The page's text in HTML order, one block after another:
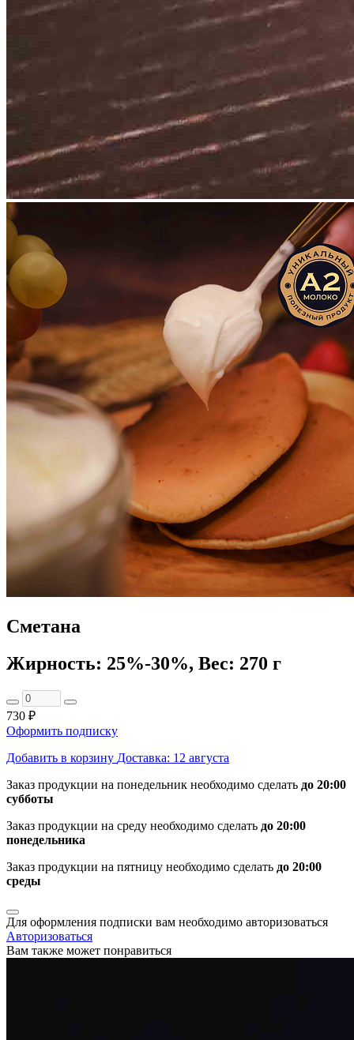
Сметана
Жирность: 25%-30%, Вес: 270 г
730 ₽
Оформить подписку
Добавить в корзину Доставка: 12 августа
Заказ продукции на понедельник необходимо сделать до 20:00
субботы
Заказ продукции на среду необходимо сделать до 20:00
понедельника
Заказ продукции на пятницу необходимо сделать до 20:00
среды
Для оформления подписки вам необходимо авторизоваться
Авторизоваться
Вам также может понравиться